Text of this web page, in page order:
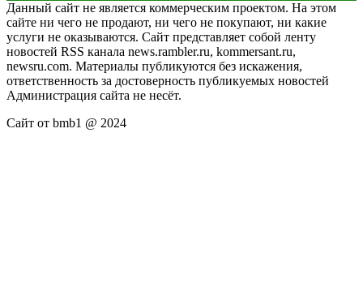
Данный сайт не является коммерческим проектом. На этом
сайте ни чего не продают, ни чего не покупают, ни какие
услуги не оказываются. Сайт представляет собой ленту
новостей RSS канала news.rambler.ru, kommersant.ru,
newsru.com. Материалы публикуются без искажения,
ответственность за достоверность публикуемых новостей
Администрация сайта не несёт.
Сайт от bmb1 @ 2024